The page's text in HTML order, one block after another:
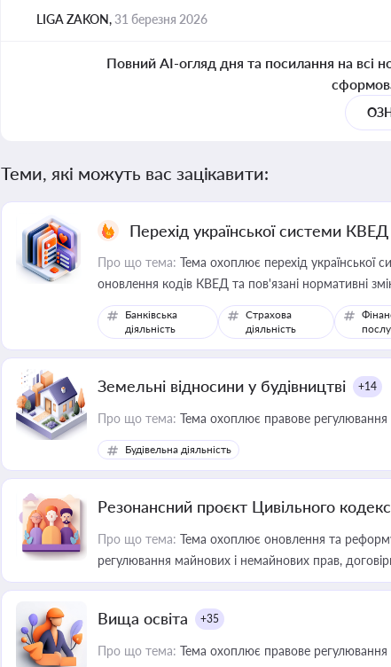
LIGA ZAKON,31 березня 2026
Повний AI-огляд дня та посилання на всі
Теми, які можуть вас зацікавити:
Перехід української системи
Про що тема: Тема охоплює перехід української
оновлення кодів КВЕД та пов'язані нормативні
Банківська
діяльність
Страхова
діяльність
Земельні відносини у будівництві +14
Про що тема: Тема охоплює правове регулювання
Будівельна діяльність
Резонансний проєкт Цивільного
Про що тема: Тема охоплює оновлення та
регулювання майнових і немайнових прав,
Вища освіта +35
Про що тема: Тема охоплює правове регулювання